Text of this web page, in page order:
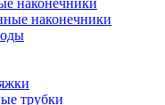
наконечники
наконечники
трубки